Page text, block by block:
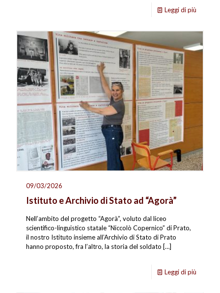
Leggi di più
09/03/2026
Istituto e Archivio di Stato ad “Agorà”
Nell’ambito del progetto “Agorà”, voluto dal liceo
scientifico-linguistico statale “Niccolò Copernico” di Prato,
il nostro Istituto insieme all’Archivio di Stato di Prato
hanno proposto, fra l’altro, la storia del soldato […]
Leggi di più